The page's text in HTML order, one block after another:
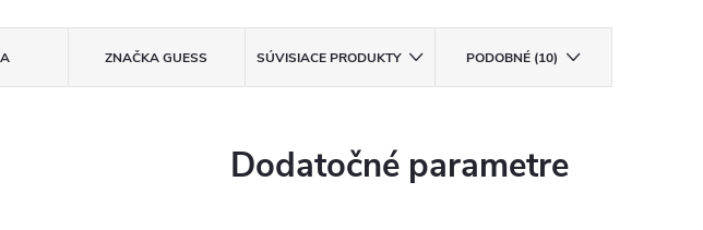
ZNAČKAGUESS SÚVISIACE PRODUKTY PODOBNÉ (10)
Dodatočné parametre